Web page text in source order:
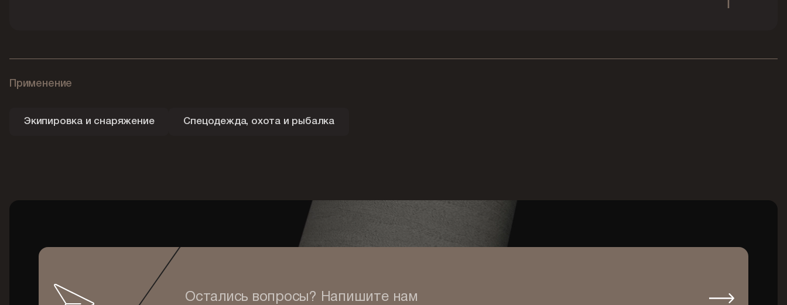
Применение
Экипировка и снаряжение Спецодежда, охота и рыбалка
Остались вопросы? Напишите нам